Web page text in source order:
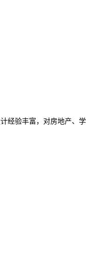
经验丰富，对房地产、